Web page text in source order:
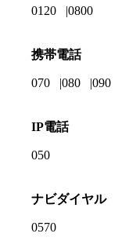
0120 0800
携帯電話
070 080 090
IP電話
050
ナビダイヤル
0570